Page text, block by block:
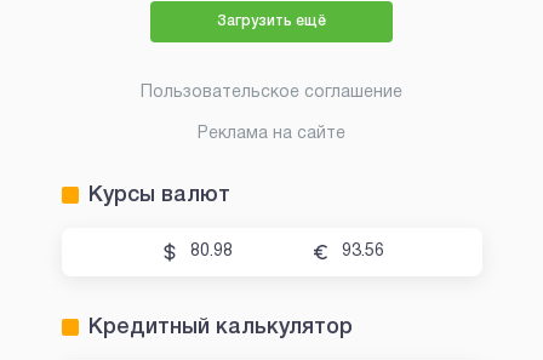
Загрузить ещё
Пользовательское соглашение
Реклама на сайте
Курсы валют
80.98 93.56
Кредитный калькулятор